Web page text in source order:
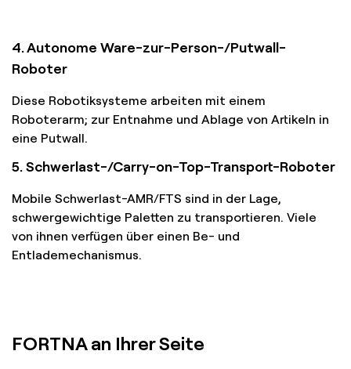
4. Autonome Ware-zur-Person-/Putwall-
Roboter
Diese Robotiksysteme arbeiten mit einem
Roboterarm; zur Entnahme und Ablage von Artikeln in
eine Putwall.
5. Schwerlast-/Carry-on-Top-Transport-Roboter
Mobile Schwerlast-AMR/FTS sind in der Lage,
schwergewichtige Paletten zu transportieren. Viele
von ihnen verfügen über einen Be- und
Entlademechanismus.
FORTNA an Ihrer Seite